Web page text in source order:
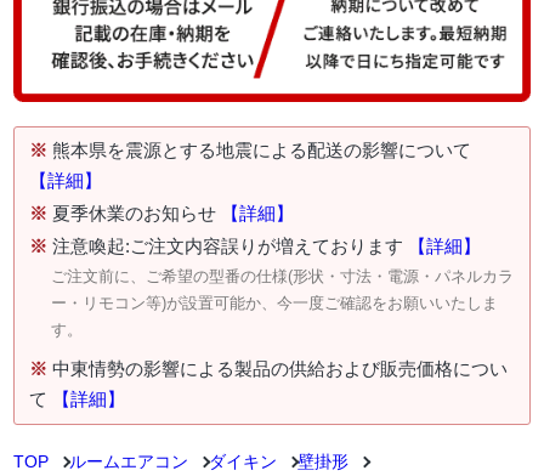
※ 熊本県を震源とする地震による配送の影響について
【詳細】
※ 夏季休業のお知らせ
【詳細】
※ 注意喚起:ご注文内容誤りが増えております 【詳細】
ご注文前に、ご希望の型番の仕様(形状・寸法・電源・パネルカラ
ー・リモコン等)が設置可能か、今一度ご確認をお願いいたしま
す。
※ 中東情勢の影響による製品の供給および販売価格につい
て
【詳細】
TOP ルームエアコン ダイキン
壁掛形